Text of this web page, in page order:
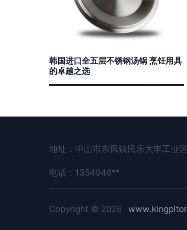
韩国进口全五层不锈钢汤锅 烹饪用具
的卓越之选
地址：中山市东凤镇民乐大丰工业
电话：1354946**
Copyright © 2026